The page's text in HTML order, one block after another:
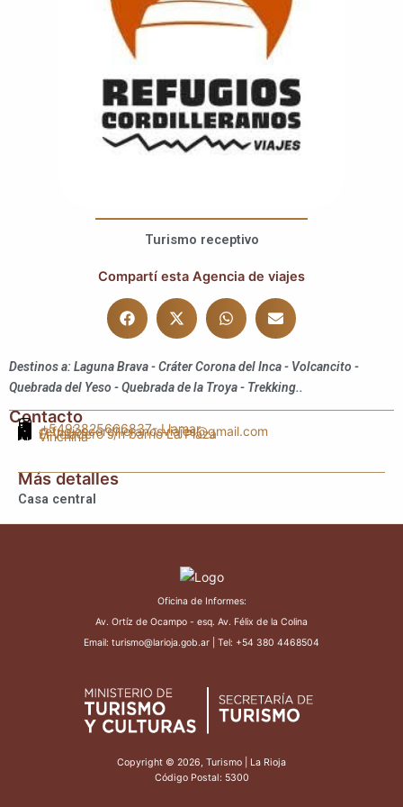
Turismo receptivo
Compartí esta Agencia de viajes
Destinos a: Laguna Brava - Cráter Corona del Inca - Volcancito -
Quebrada del Yeso - Quebrada de la Troya - Trekking..
Contacto
+5493825666837- Llamar
refugioscordilleranosviajes@gmail.com
El Veladero s/n barrio La Plaza
Vinchina
Más detalles
Casa central
Oficina de Informes:
Av. Ortíz de Ocampo - esq. Av. Félix de la Colina
Email: turismo@larioja.gob.ar | Tel: +54 380 4468504
Copyright © 2026, Turismo | La Rioja
Código Postal: 5300